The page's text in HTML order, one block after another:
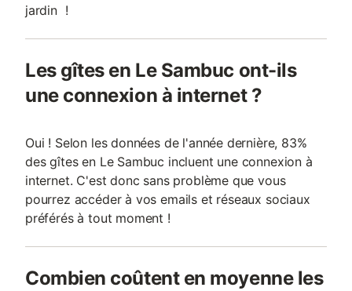
jardin !
Les gîtes en Le Sambuc ont-ils
une connexion à internet ?
Oui ! Selon les données de l'année dernière, 83%
des gîtes en Le Sambuc incluent une connexion à
internet. C'est donc sans problème que vous
pourrez accéder à vos emails et réseaux sociaux
préférés à tout moment !
Combien coûtent en moyenne les